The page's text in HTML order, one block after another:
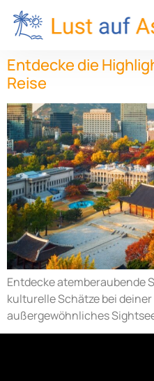
Entdecke die
Reise
Entdecke atemberaubende
kulturelle Schätze bei
außergewöhnliches